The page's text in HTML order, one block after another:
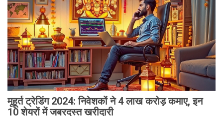
मूहूर्त ट्रेडिंग 2024: निवेशकों ने 4 लाख करोड़ कमाए, इन
10 शेयरों में जबरदस्त खरीदारी